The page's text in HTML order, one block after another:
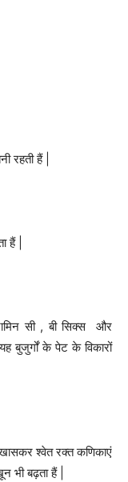
रहती हैं |
हैं |
सी , बी सिक्स और
बुजुर्गों के पेट के विकारों
श्वेत रक्त कणिकाएं
बढ़ता हैं |